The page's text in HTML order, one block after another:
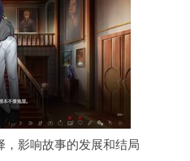
，影响故事的发展和结局